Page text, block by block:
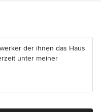
der ihnen das Haus
unter meiner